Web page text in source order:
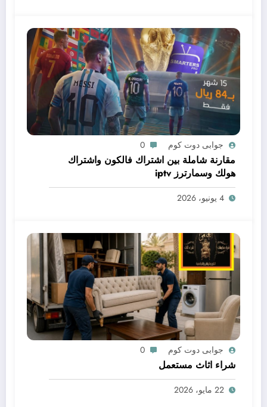
جوابى دوت كوم 0
مقارنة شاملة بين اشتراك فالكون واشتراك
هولك وسمارترز iptv
4 يونيو، 2026
جوابى دوت كوم 0
شراء اثاث مستعمل
22 مايو، 2026